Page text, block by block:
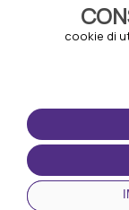
cookie di
CONDIZIONI
Termini e
Politica sulla
Gestione dei